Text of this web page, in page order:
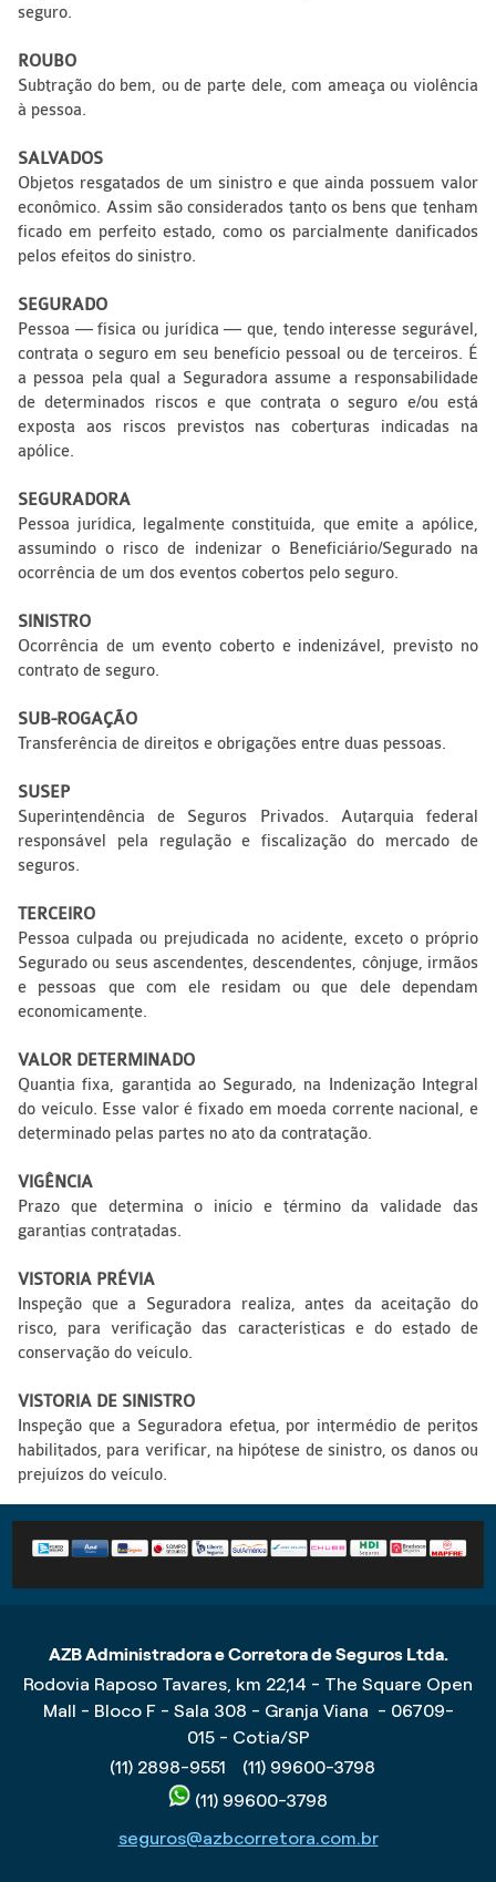
seguro.
ROUBO
Subtração do bem, ou de parte dele, com ameaça ou violência
à pessoa.
SALVADOS
Objetos resgatados de um sinistro e que ainda possuem valor
econômico. Assim são considerados tanto os bens que tenham
ficado em perfeito estado, como os parcialmente danificados
pelos efeitos do sinistro.
SEGURADO
Pessoa — física ou jurídica — que, tendo interesse segurável,
contrata o seguro em seu benefício pessoal ou de terceiros. É
a pessoa pela qual a Seguradora assume a responsabilidade
de determinados riscos e que contrata o seguro e/ou está
exposta aos riscos previstos nas coberturas indicadas na
apólice.
SEGURADORA
Pessoa jurídica, legalmente constituída, que emite a apólice,
assumindo o risco de indenizar o Beneficiário/Segurado na
ocorrência de um dos eventos cobertos pelo seguro.
SINISTRO
Ocorrência de um evento coberto e indenizável, previsto no
contrato de seguro.
SUB-ROGAÇÃO
Transferência de direitos e obrigações entre duas pessoas.
SUSEP
Superintendência de Seguros Privados. Autarquia federal
responsável pela regulação e fiscalização do mercado de
seguros.
TERCEIRO
Pessoa culpada ou prejudicada no acidente, exceto o próprio
Segurado ou seus ascendentes, descendentes, cônjuge, irmãos
e pessoas que com ele residam ou que dele dependam
economicamente.
VALOR DETERMINADO
Quantia fixa, garantida ao Segurado, na Indenização Integral
do veículo. Esse valor é fixado em moeda corrente nacional, e
determinado pelas partes no ato da contratação.
VIGÊNCIA
Prazo que determina o início e término da validade das
garantias contratadas.
VISTORIA PRÉVIA
Inspeção que a Seguradora realiza, antes da aceitação do
risco, para verificação das características e do estado de
conservação do veículo.
VISTORIA DE SINISTRO
Inspeção que a Seguradora efetua, por intermédio de peritos
habilitados, para verificar, na hipótese de sinistro, os danos ou
prejuízos do veículo.
AZB Administradora e Corretora de Seguros Ltda.
Rodovia Raposo Tavares, km 22,14 - The Square Open
Mall - Bloco F - Sala 308 - Granja Viana - 06709-
015 - Cotia/SP
(11) 2898-9551
(11) 99600-3798
(11) 99600-3798
seguros@azbcorretora.com.br